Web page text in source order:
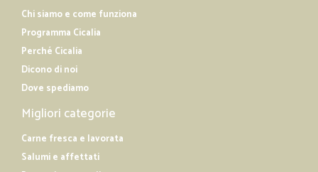
Chi siamo e come funziona
Programma Cicalia
Perché Cicalia
Dicono di noi
Dove spediamo
Migliori categorie
Carne fresca e lavorata
Salumi e affettati